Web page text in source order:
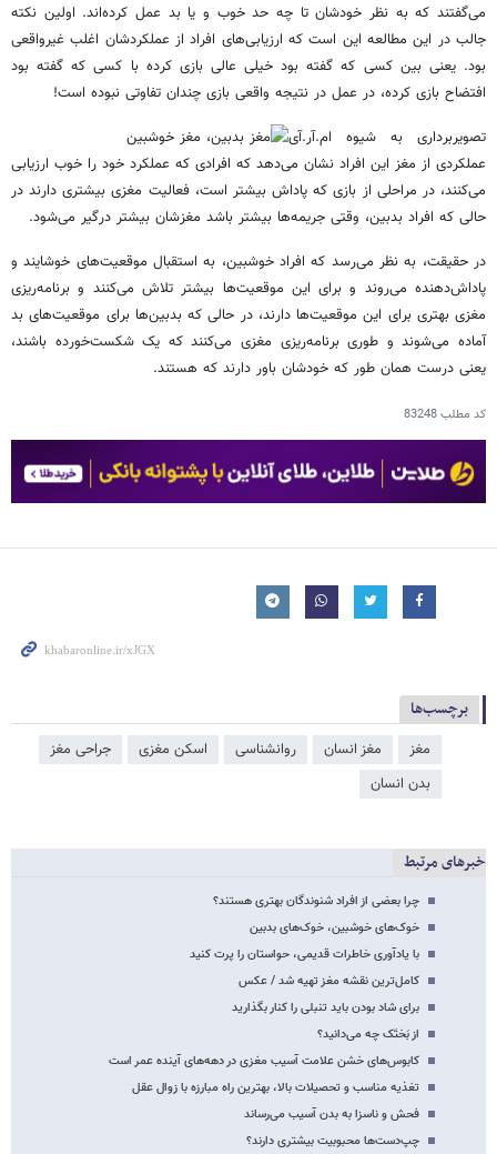
می‌گفتند که به نظر خودشان تا چه حد خوب و یا بد عمل کرده‌اند. اولین نکته
جالب در این مطالعه این است که ارزیابی‌های افراد از عملکردشان اغلب غیرواقعی
بود. یعنی بین کسی که گفته بود خیلی عالی بازی کرده با کسی که گفته بود
افتضاح بازی کرده،‌ در عمل در نتیجه واقعی بازی چندان تفاوتی نبوده است!‌
تصویربرداری به شیوه ام.آر.آی
عملکردی از مغز این افراد نشان می‌دهد که افرادی که عملکرد خود را خوب ارزیابی
می‌کنند،‌ در مراحلی از بازی که پاداش بیشتر است،‌ فعالیت مغزی بیشتری دارند در
حالی که افراد بدبین،‌ وقتی جریمه‌ها بیشتر باشد مغزشان بیشتر درگیر می‌شود.
در حقیقت،‌ به نظر می‌رسد که افراد خوشبین، به استقبال موقعیت‌های خوشایند و
پاداش‌دهنده می‌روند و برای این موقعیت‌ها بیشتر تلاش می‌کنند و برنامه‌ریزی
مغزی بهتری برای این موقعیت‌ها دارند، در حالی که بدبین‌ها برای موقعیت‌های بد
آماده می‌شوند و طوری برنامه‌ریزی مغزی می‌کنند که یک شکست‌خورده باشند،‌
یعنی درست همان طور که خودشان باور دارند که هستند.
کد مطلب83248
برچسب‌ها
مغز مغز انسان روانشناسی اسکن مغزی
جراحی مغز
بدن انسان
خبرهای مرتبط
چرا بعضی از افراد شنوندگان بهتری هستند؟
خوک‌های خوشبین، خوک‌های بدبین
با یادآوری خاطرات قدیمی، حواستان را پرت کنید
کامل‌ترین نقشه مغز تهیه شد / عکس
برای شاد بودن باید تنبلی را کنار بگذارید
از بَختَک چه می‌دانید؟
کابوس‌های خشن علامت آسیب مغزی در دهه‌های آینده عمر است
تغذیه مناسب و تحصیلات بالا، بهترین راه مبارزه با زوال عقل
فحش و ناسزا به بدن آسیب می‌رساند
چپ‌دست‌ها محبوبیت بیشتری دارند؟